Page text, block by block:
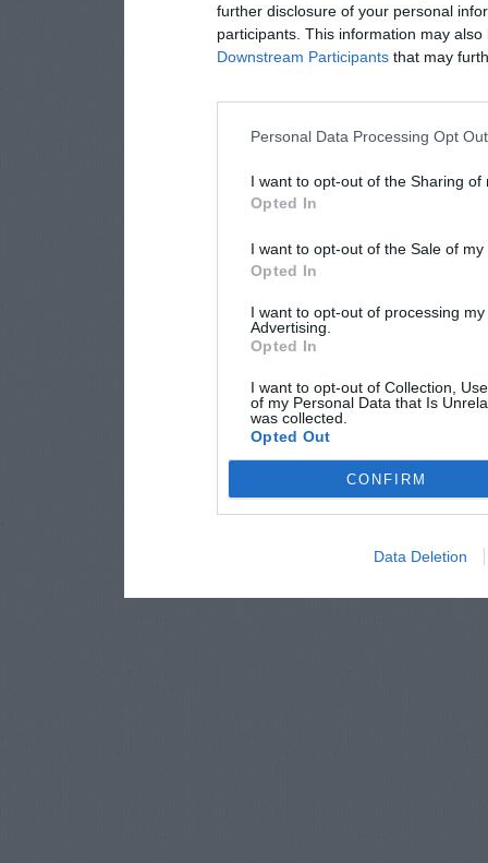
further disclosure of your personal
participants. This information may
Downstream Participants that may
Personal Data Processing Opt
I want to opt-out of the Sharing of
Opted In
I want to opt-out of the Sale of
Opted In
I want to opt-out of processing
Advertising.
Opted In
I want to opt-out of Collection,
of my Personal Data that Is
was collected.
Opted Out
CONFIRM
Data Deletion